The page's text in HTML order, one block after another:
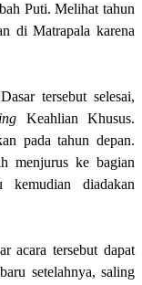
Puti. Melihat tahun
di Matrapala karena
tersebut selesai,
Keahlian Khusus.
pada tahun depan.
menjurus ke bagian
diadakan
acara tersebut dapat
setelahnya, saling